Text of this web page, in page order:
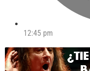
12:45 pm